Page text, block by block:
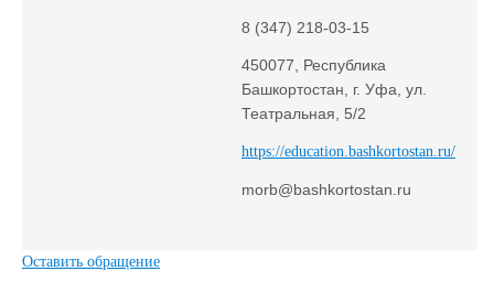
8 (347) 218-03-15
450077, Республика
Башкортостан, г. Уфа, ул.
Театральная, 5/2
https://education.bashkortostan.ru/
morb@bashkortostan.ru
Оставить обращение